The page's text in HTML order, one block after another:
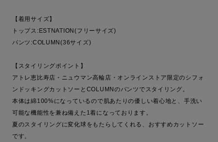
【着用サイズ】
トップス:ESTNATION(フリーサイズ)
パンツ:COLUMN(36サイズ)
【スタイリングポイント】
アトレ恵比寿店・ニュウマン高輪店・オンラインストア限定のシフォ
ンドッキングカットソーとCOLUMNのパンツでスタイリング。
本体は綿100%になっているので肌あたりの優しい着心地と、手洗い
可能な機能性を兼ね備えた1着になっております。
夏のスタイリングに変化球をもたらしてくれる、おすすめカットソー
です。